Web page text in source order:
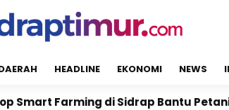
HEADLINE EKONOMI NEWS
Farming di Sidrap Bantu Petani